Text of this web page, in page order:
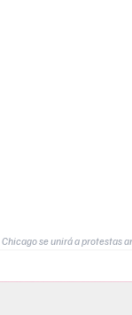
Chicago se unirá a protestas